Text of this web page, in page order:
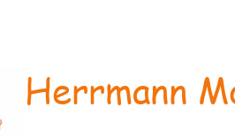
Herrmann